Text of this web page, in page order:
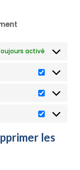
activé
les